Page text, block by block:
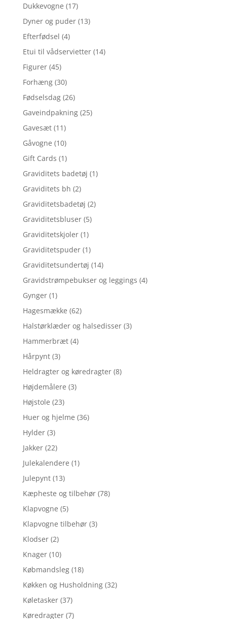
Dukkevogne (17)
Dyner og puder (13)
Efterfødsel (4)
Etui til vådservietter (14)
Figurer (45)
Forhæng (30)
Fødselsdag (26)
Gaveindpakning (25)
Gavesæt (11)
Gåvogne (10)
Gift Cards (1)
Graviditets badetøj (1)
Graviditets bh (2)
Graviditetsbadetøj (2)
Graviditetsbluser (5)
Graviditetskjoler (1)
Graviditetspuder (1)
Graviditetsundertøj (14)
Gravidstrømpebukser og leggings (4)
Gynger (1)
Hagesmække (62)
Halstørklæder og halsedisser (3)
Hammerbræt (4)
Hårpynt (3)
Heldragter og køredragter (8)
Højdemålere (3)
Højstole (23)
Huer og hjelme (36)
Hylder (3)
Jakker (22)
Julekalendere (1)
Julepynt (13)
Kæpheste og tilbehør (78)
Klapvogne (5)
Klapvogne tilbehør (3)
Klodser (2)
Knager (10)
Købmandsleg (18)
Køkken og Husholdning (32)
Køletasker (37)
Køredragter (7)